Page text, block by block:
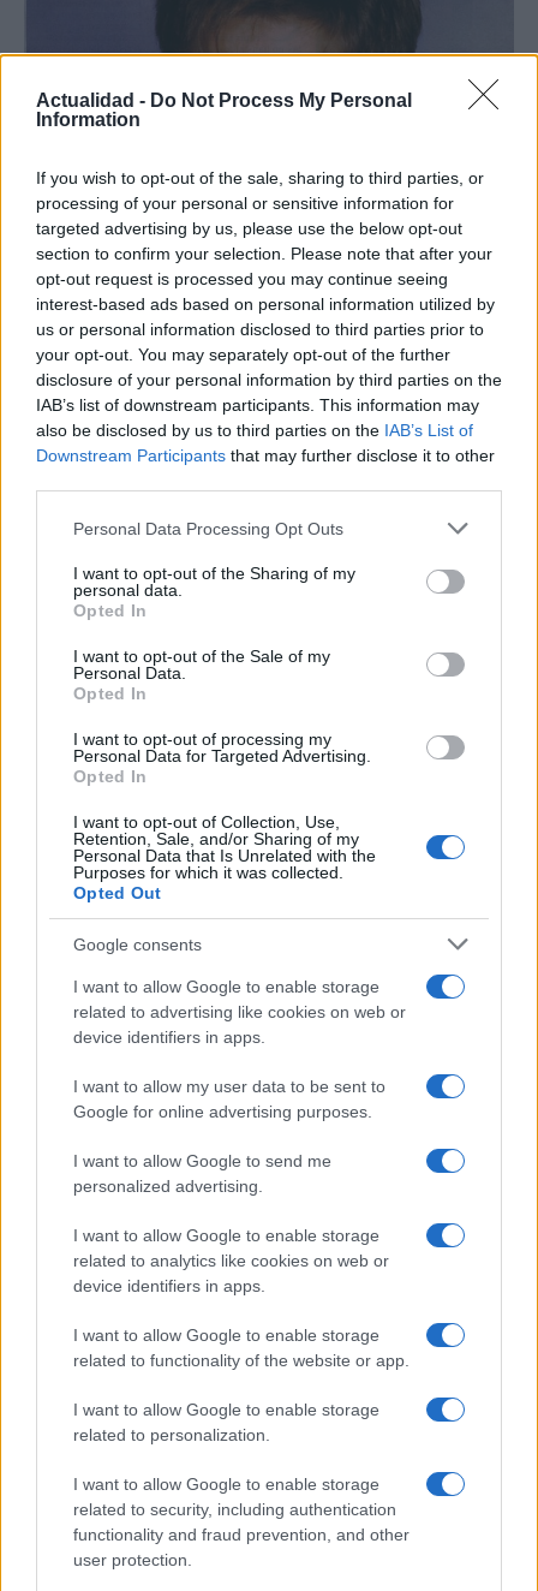
Actualidad - Do Not Process My Personal
Information
If you wish to opt-out of the sale, sharing to third parties, or
processing of your personal or sensitive information for
targeted advertising by us, please use the below opt-out
section to confirm your selection. Please note that after your
opt-out request is processed you may continue seeing
interest-based ads based on personal information utilized by
us or personal information disclosed to third parties prior to
your opt-out. You may separately opt-out of the further
disclosure of your personal information by third parties on the
IAB’s list of downstream participants. This information may
also be disclosed by us to third parties on the IAB’s List of
Downstream Participants that may further disclose it to other
Please note that this website/app uses one or more Google
not limited to your visit or usage behaviour. You may click to
grant or deny consent to Google and its third-party tags to
use your data for below specified purposes in below Google
consent section.
Personal Data Processing Opt Outs
I want to opt-out of the Sharing of my
personal data.
Opted In
I want to opt-out of the Sale of my
Personal Data.
Opted In
I want to opt-out of processing my
Personal Data for Targeted Advertising.
Opted In
I want to opt-out of Collection, Use,
Retention, Sale, and/or Sharing of my
Personal Data that Is Unrelated with the
Purposes for which it was collected.
Opted Out
Google consents
I want to allow Google to enable storage
related to advertising like cookies on web or
device identifiers in apps.
I want to allow my user data to be sent to
Google for online advertising purposes.
I want to allow Google to send me
personalized advertising.
I want to allow Google to enable storage
related to analytics like cookies on web or
device identifiers in apps.
I want to allow Google to enable storage
related to functionality of the website or app.
I want to allow Google to enable storage
related to personalization.
I want to allow Google to enable storage
related to security, including authentication
functionality and fraud prevention, and other
user protection.
Nuevo giro en el caso Yéremi Vargas:
desvelan el informe forense
El ‘caso Yéremi Vargas’, el niño desaparecido en 2007…
CRÓNICA
Curso de verano de la Universidad de La
Rioja finaliza con celebración
gastronómica
La Universidad de La Rioja despidió a 60…
CRÓNICA
Tragedia en Santa Susanna: un bombero
Un bombero de la Generalitat pierde la vida…
CRÓNICA